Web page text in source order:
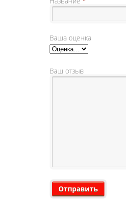
Ваша оценка
Ваш отзыв